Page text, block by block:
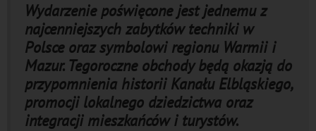
Wydarzenie poświęcone jest jednemu z
najcenniejszych zabytków techniki w
Polsce oraz symbolowi regionu Warmii i
Mazur. Tegoroczne obchody będą okazją do
przypomnienia historii Kanału Elbląskiego,
promocji lokalnego dziedzictwa oraz
integracji mieszkańców i turystów.